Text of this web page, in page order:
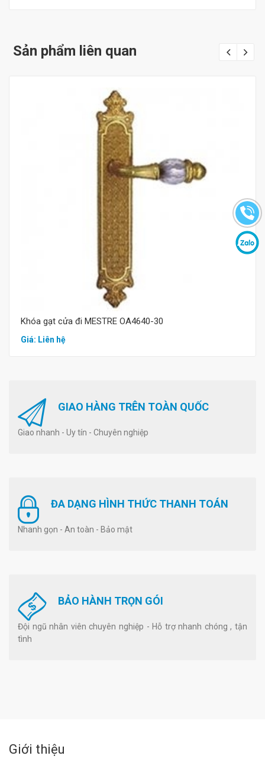
Sản phẩm liên quan
Mua hàng
Khóa gạt cửa đi MESTRE OA4640-30
Giá: Liên hệ
GIAO HÀNG TRÊN TOÀN QUỐC
Giao nhanh - Uy tín - Chuyên nghiệp
ĐA DẠNG HÌNH THỨC THANH TOÁN
Nhanh gọn - An toàn - Bảo mật
BẢO HÀNH TRỌN GÓI
Đội ngũ nhân viên chuyên nghiệp - Hỗ trợ nhanh chóng , tận
tình
Giới thiệu